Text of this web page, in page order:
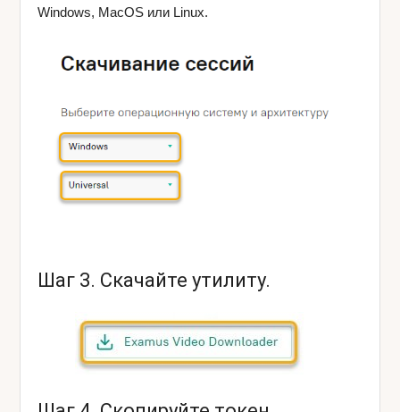
Windows, MacOS или Linux.
Шаг 3. Скачайте утилиту.